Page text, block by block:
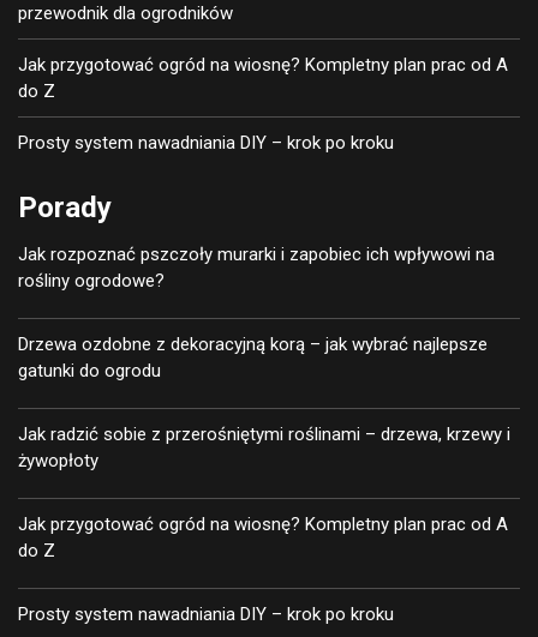
przewodnik dla ogrodników
Jak przygotować ogród na wiosnę? Kompletny plan prac od A
do Z
Prosty system nawadniania DIY – krok po kroku
Porady
Jak rozpoznać pszczoły murarki i zapobiec ich wpływowi na
rośliny ogrodowe?
Drzewa ozdobne z dekoracyjną korą – jak wybrać najlepsze
gatunki do ogrodu
Jak radzić sobie z przerośniętymi roślinami – drzewa, krzewy i
żywopłoty
Jak przygotować ogród na wiosnę? Kompletny plan prac od A
do Z
Prosty system nawadniania DIY – krok po kroku